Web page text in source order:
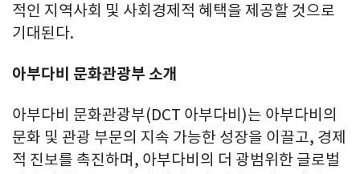
적인 지역사회 및 사회경제적 혜택을 제공할 것으로
기대된다.
아부다비 문화관광부 소개
아부다비 문화관광부(DCT 아부다비)는 아부다비의
문화 및 관광 부문의 지속 가능한 성장을 이끌고, 경제
적 진보를 촉진하며, 아부다비의 더 광범위한 글로벌